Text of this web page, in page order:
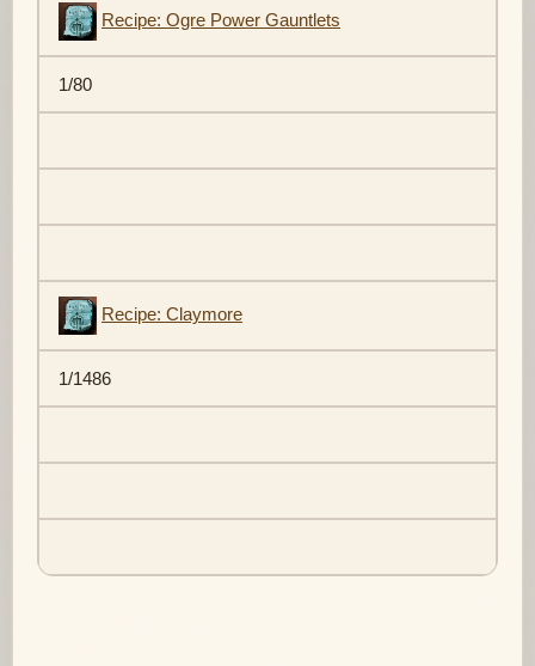
Recipe: Ogre Power Gauntlets
1/80
Recipe: Claymore
1/1486